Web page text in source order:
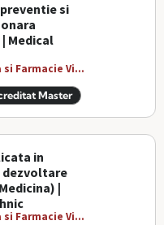
si
Medical
Farmacie Vi...
Master
in
dezvoltare
|
Farmacie Vi...